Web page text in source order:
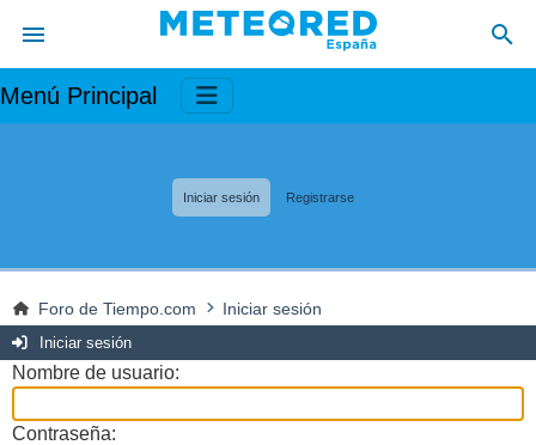
Menú Principal
Iniciar sesión Registrarse
Foro de Tiempo.com Iniciar sesión
Iniciar sesión
Nombre de usuario:
Contraseña: